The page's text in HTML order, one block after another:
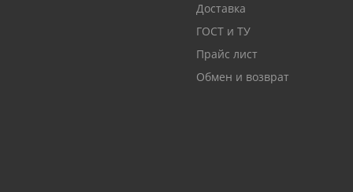
Доставка
ГОСТ и ТУ
Прайс лист
Обмен и возврат